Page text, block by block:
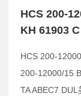
HCS 200-
KH 61903
HCS 200-
200-12000/15
TA ABEC7